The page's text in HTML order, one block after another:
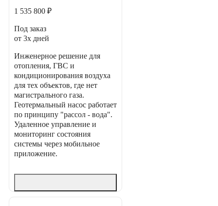
1 535 800 ₽
Под заказ
от 3х дней
Инженерное решение для
отопления, ГВС и
кондиционирования воздуха
для тех объектов, где нет
магистрального газа.
Геотермальный насос работает
по принципу "рассол - вода".
Удаленное управление и
мониторинг состояния
системы через мобильное
приложение.